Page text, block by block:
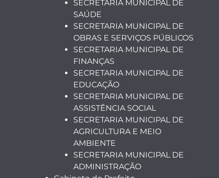
SECRETARIA MUNICIPAL DE
SAÚDE
SECRETARIA MUNICIPAL DE
OBRAS E SERVIÇOS PÚBLICOS
SECRETARIA MUNICIPAL DE
FINANÇAS
SECRETARIA MUNICIPAL DE
EDUCAÇÃO
SECRETARIA MUNICIPAL DE
ASSISTÊNCIA SOCIAL
SECRETARIA MUNICIPAL DE
AGRICULTURA E MEIO
AMBIENTE
SECRETARIA MUNICIPAL DE
ADMINISTRAÇÃO